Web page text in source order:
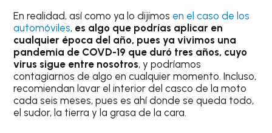
En realidad, así como ya lo dijimos en el caso de los
automóviles, es algo que podrías aplicar en
cualquier época del año, pues ya vivimos una
pandemia de COVD-19 que duró tres años, cuyo
virus sigue entre nosotros, y podríamos
contagiarnos de algo en cualquier momento. Incluso,
recomiendan lavar el interior del casco de la moto
cada seis meses, pues es ahí donde se queda todo,
el sudor, la tierra y la grasa de la cara.